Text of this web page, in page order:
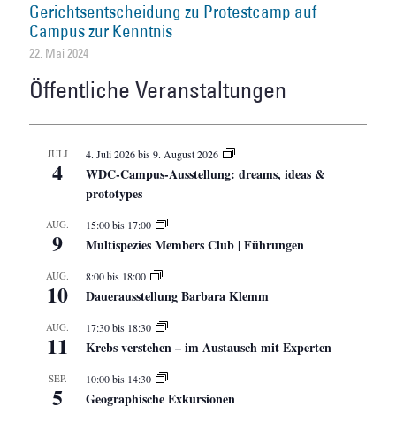
Gerichtsentscheidung zu Protestcamp auf
Campus zur Kenntnis
22. Mai 2024
Öffentliche Veranstaltungen
JULI
4
4. Juli 2026bis9. August 2026
WDC-Campus-Ausstellung: dreams, ideas &
prototypes
AUG.
9
15:00bis 17:00
Multispezies Members Club | Führungen
AUG.
10
8:00bis 18:00
Dauerausstellung Barbara Klemm
AUG.
11
17:30bis 18:30
Krebs verstehen – im Austausch mit Experten
SEP.
5
10:00bis 14:30
Geographische Exkursionen